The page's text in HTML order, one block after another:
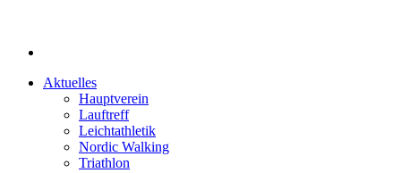
Aktuelles
Hauptverein
Lauftreff
Leichtathletik
Nordic Walking
Triathlon